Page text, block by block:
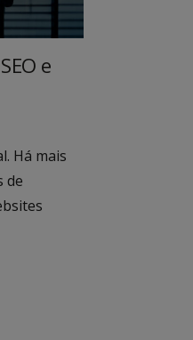
e
Há mais
de